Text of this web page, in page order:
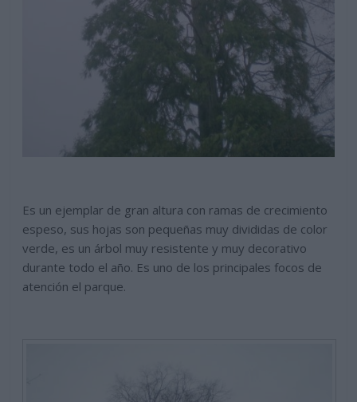
Es un ejemplar de gran altura con ramas de crecimiento
espeso, sus hojas son pequeñas muy divididas de color
verde, es un árbol muy resistente y muy decorativo
durante todo el año. Es uno de los principales focos de
atención el parque.